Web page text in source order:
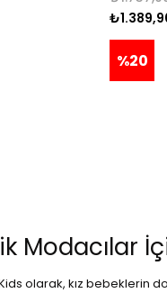
%20
Modacılar
olarak, kız bebeklerin